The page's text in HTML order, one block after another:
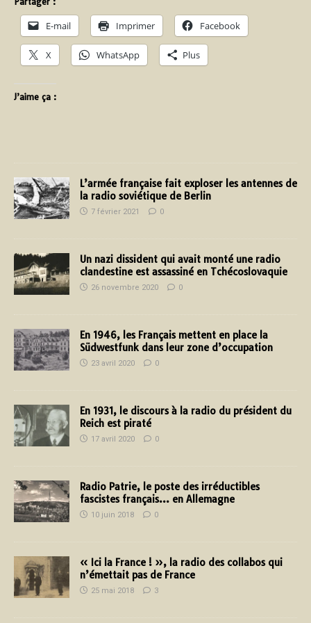
E-mail Imprimer Facebook
X WhatsApp Plus
J’aime ça :
L’armée française fait exploser les antennes de
la radio soviétique de Berlin
7 février 2021 0
Un nazi dissident qui avait monté une radio
clandestine est assassiné en Tchécoslovaquie
26 novembre 2020 0
En 1946, les Français mettent en place la
Südwestfunk dans leur zone d’occupation
23 avril 2020 0
En 1931, le discours à la radio du président du
Reich est piraté
17 avril 2020 0
Radio Patrie, le poste des irréductibles
fascistes français… en Allemagne
10 juin 2018 0
« Ici la France ! », la radio des collabos qui
n’émettait pas de France
25 mai 2018 3